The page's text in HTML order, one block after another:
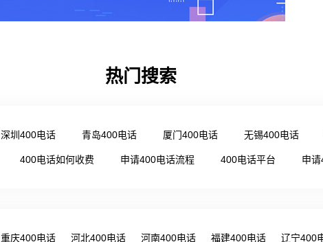
热门搜索
深圳400电话 青岛400电话 厦门400电话 无锡400电话
400电话如何收费 申请400电话流程 400电话平台 申
重庆400电话 河北400电话 河南400电话 福建400电话 辽宁400